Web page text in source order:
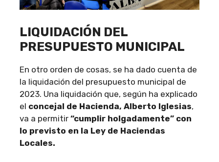
LIQUIDACIÓN DEL
PRESUPUESTO MUNICIPAL
En otro orden de cosas, se ha dado cuenta de
la liquidación del presupuesto municipal de
2023. Una liquidación que, según ha explicado
el concejal de Hacienda, Alberto Iglesias,
va a permitir “cumplir holgadamente” con
lo previsto en la Ley de Haciendas
Locales.